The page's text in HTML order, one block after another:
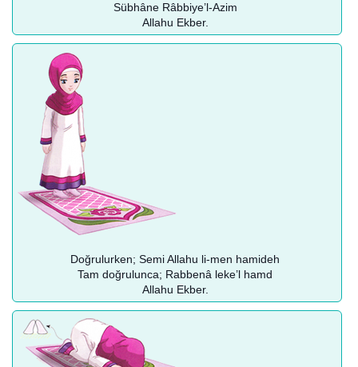
Sübhâne Râbbiye’l-Azim
Allahu Ekber.
Doğrulurken; Semi Allahu li-men hamideh
Tam doğrulunca; Rabbenâ leke’l hamd
Allahu Ekber.